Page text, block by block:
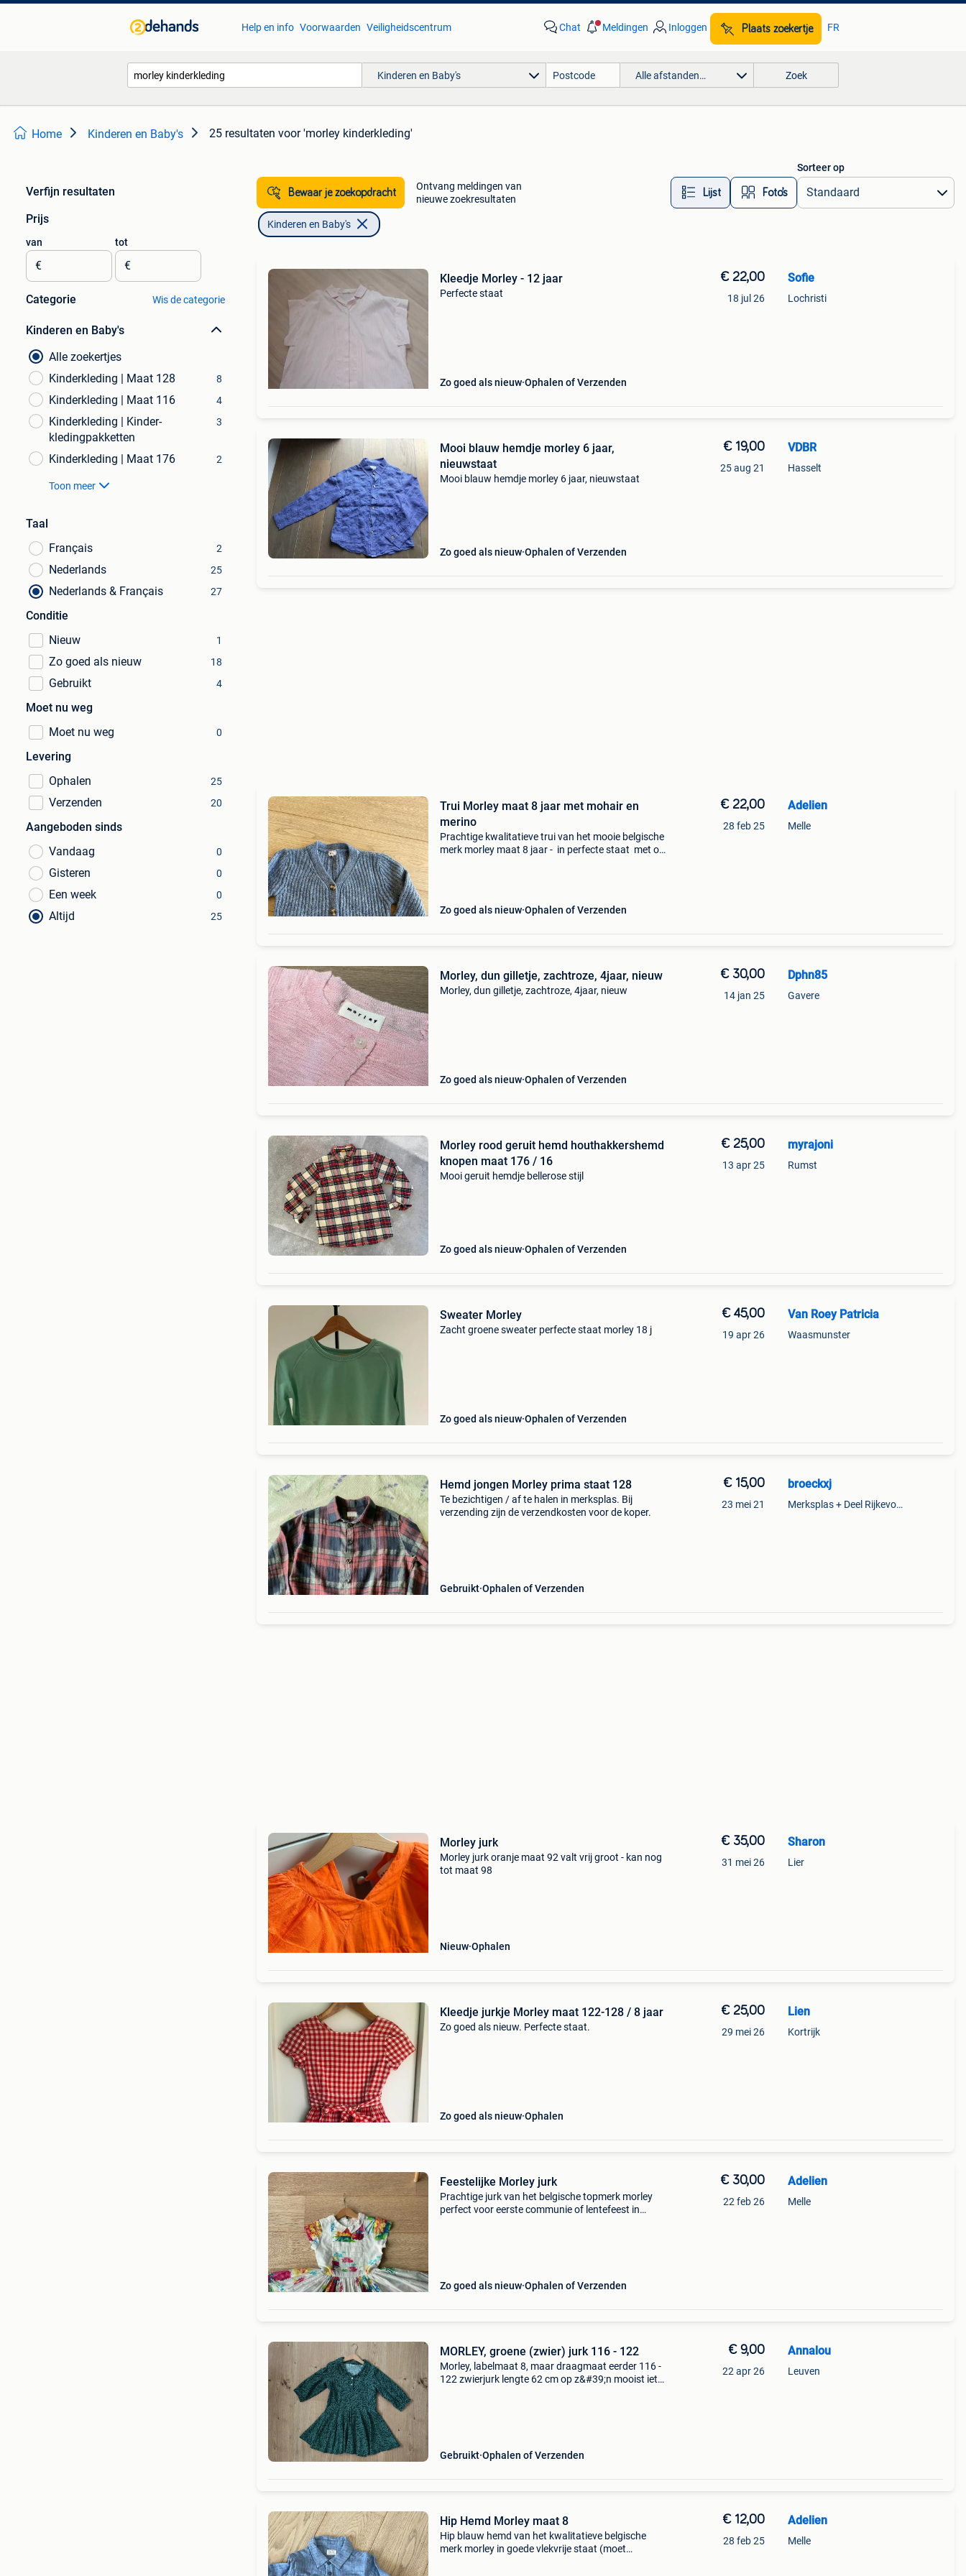
Help en info Voorwaarden Veiligheidscentrum Chat Meldingen Inloggen Plaats zoekertje FR
Kinderen en Baby's Alle afstanden… Zoek
Home Kinderen en Baby's 25 resultaten voor 'morley kinderkleding'
Verfijn resultaten
Prijs
van
€
tot
€
Categorie Wis de categorie
Kinderen en Baby's
Alle zoekertjes
Kinderkleding | Maat 128
8
Kinderkleding | Maat 116 4
Kinderkleding | Kinder-
kledingpakketten
3
Kinderkleding | Maat 176 2
Toon meer
Taal
Français
2
Nederlands 25
Nederlands & Français 27
Conditie
Nieuw
1
Zo goed als nieuw 18
Gebruikt 4
Moet nu weg
Moet nu weg
0
Levering
Ophalen
25
Verzenden 20
Aangeboden sinds
Vandaag
0
Gisteren 0
Een week 0
Altijd 25
Bewaar je zoekopdracht
Ontvang meldingen van
nieuwe zoekresultaten
Lijst Foto’s
Sorteer op
Kinderen en Baby's
Kleedje Morley - 12 jaar
Perfecte staat
Zo goed als nieuw Ophalen of Verzenden
€ 22,00
18 jul 26
Sofie
Lochristi
Mooi blauw hemdje morley 6 jaar,
nieuwstaat
Mooi blauw hemdje morley 6 jaar, nieuwstaat
Zo goed als nieuw Ophalen of Verzenden
€ 19,00
25 aug 21
VDBR
Hasselt
Trui Morley maat 8 jaar met mohair en
merino
Prachtige kwalitatieve trui van het mooie belgische
merk morley maat 8 jaar - in perfecte staat met oa
Zo goed als nieuw Ophalen of Verzenden
€ 22,00
28 feb 25
Adelien
Melle
Morley, dun gilletje, zachtroze, 4jaar, nieuw
Morley, dun gilletje, zachtroze, 4jaar, nieuw
Zo goed als nieuw Ophalen of Verzenden
€ 30,00
14 jan 25
Dphn85
Gavere
Morley rood geruit hemd houthakkershemd
knopen maat 176 / 16
Mooi geruit hemdje bellerose stijl
Zo goed als nieuw Ophalen of Verzenden
€ 25,00
13 apr 25
myrajoni
Rumst
Sweater Morley
Zacht groene sweater perfecte staat morley 18 j
Zo goed als nieuw Ophalen of Verzenden
€ 45,00
19 apr 26
Van Roey Patricia
Waasmunster
Hemd jongen Morley prima staat 128
Te bezichtigen / af te halen in merksplas. Bij
verzending zijn de verzendkosten voor de koper.
Gebruikt Ophalen of Verzenden
€ 15,00
23 mei 21
broeckxj
Merksplas + Deel Rijkevorsel
Morley jurk
Morley jurk oranje maat 92 valt vrij groot - kan nog
tot maat 98
Nieuw Ophalen
€ 35,00
31 mei 26
Sharon
Lier
Kleedje jurkje Morley maat 122-128 / 8 jaar
Zo goed als nieuw. Perfecte staat.
Zo goed als nieuw Ophalen
€ 25,00
29 mei 26
Lien
Kortrijk
Feestelijke Morley jurk
Prachtige jurk van het belgische topmerk morley
perfect voor eerste communie of lentefeest in
Zo goed als nieuw Ophalen of Verzenden
€ 30,00
22 feb 26
Adelien
Melle
MORLEY, groene (zwier) jurk 116 - 122
Morley, labelmaat 8, maar draagmaat eerder 116 -
122 zwierjurk lengte 62 cm op z&#39;n mooist iets
Gebruikt Ophalen of Verzenden
€ 9,00
22 apr 26
Annalou
Leuven
Hip Hemd Morley maat 8
Hip blauw hemd van het kwalitatieve belgische
merk morley in goede vlekvrije staat (moet
€ 12,00
28 feb 25
Adelien
Melle